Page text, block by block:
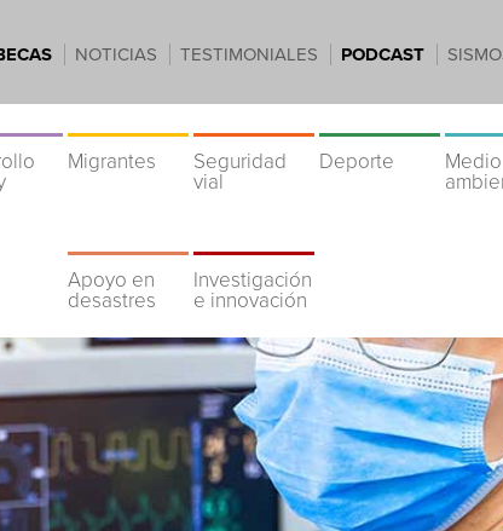
NOTICIAS TESTIMONIALES PODCAST
Migrantes
Seguridad
vial
Deporte
Medio
Apoyo en
desastres
Investigación
e innovación